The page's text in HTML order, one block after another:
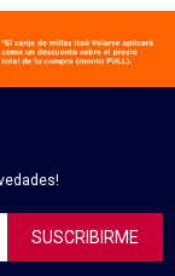
SUSCRIBIRME